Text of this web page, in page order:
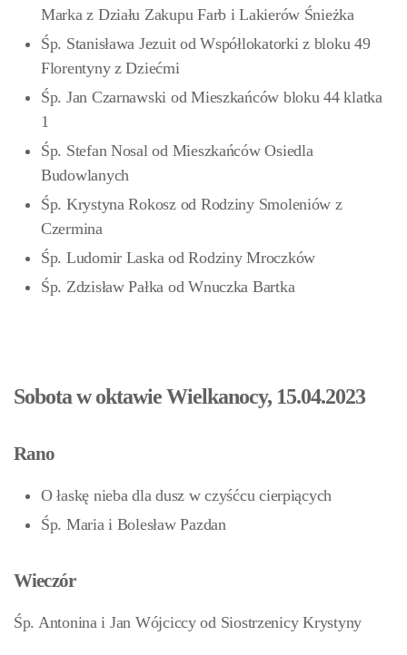
Marka z Działu Zakupu Farb i Lakierów Śnieżka
Śp. Stanisława Jezuit od Współlokatorki z bloku 49
Florentyny z Dziećmi
Śp. Jan Czarnawski od Mieszkańców bloku 44 klatka
1
Śp. Stefan Nosal od Mieszkańców Osiedla
Budowlanych
Śp. Krystyna Rokosz od Rodziny Smoleniów z
Czermina
Śp. Ludomir Laska od Rodziny Mroczków
Śp. Zdzisław Pałka od Wnuczka Bartka
Sobota w oktawie Wielkanocy, 15.04.2023
Rano
O łaskę nieba dla dusz w czyśćcu cierpiących
Śp. Maria i Bolesław Pazdan
Wieczór
Śp. Antonina i Jan Wójciccy od Siostrzenicy Krystyny